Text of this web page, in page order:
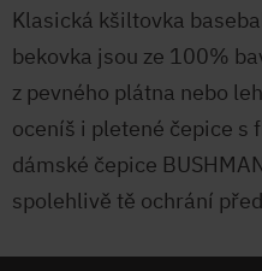
Klasická kšiltovka
bekovka jsou ze 100%
z pevného plátna nebo
oceníš i pletené čepice s
dámské čepice
spolehlivě tě ochrání